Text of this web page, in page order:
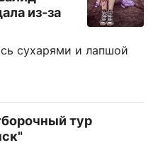
из-за
сухарями и лапшой
тур